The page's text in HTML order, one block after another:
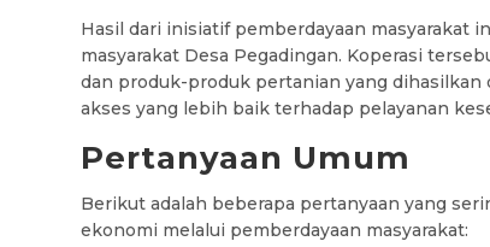
Hasil dari inisiatif pemberdayaan masyarakat
masyarakat Desa Pegadingan. Koperasi
dan produk-produk pertanian yang dihasilkan
akses yang lebih baik terhadap pelayanan
Pertanyaan Umum
Berikut adalah beberapa pertanyaan yang
ekonomi melalui pemberdayaan masyarakat: